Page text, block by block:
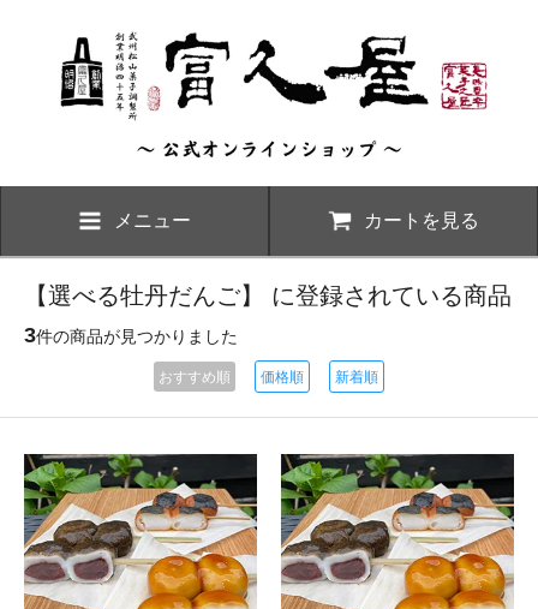
メニュー カートを見る
【選べる牡丹だんご】 に登録されている商品
3件の商品が見つかりました
おすすめ順 価格順 新着順